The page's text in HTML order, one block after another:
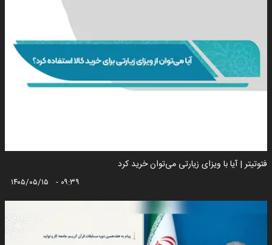
فتوتیتر | آیا با ویزای زیارتی می‌توان خرید کرد
۱۴۰۵/۰۵/۱۵ - ۰۹:۳۹